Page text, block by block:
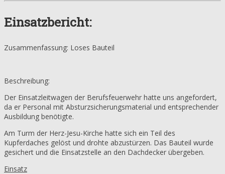
Einsatzbericht:
Zusammenfassung: Loses Bauteil
Beschreibung:
Der Einsatzleitwagen der Berufsfeuerwehr hatte uns angefordert,
da er Personal mit Absturzsicherungsmaterial und entsprechender
Ausbildung benötigte.
Am Turm der Herz-Jesu-Kirche hatte sich ein Teil des
Kupferdaches gelöst und drohte abzustürzen. Das Bauteil wurde
gesichert und die Einsatzstelle an den Dachdecker übergeben.
Einsatz